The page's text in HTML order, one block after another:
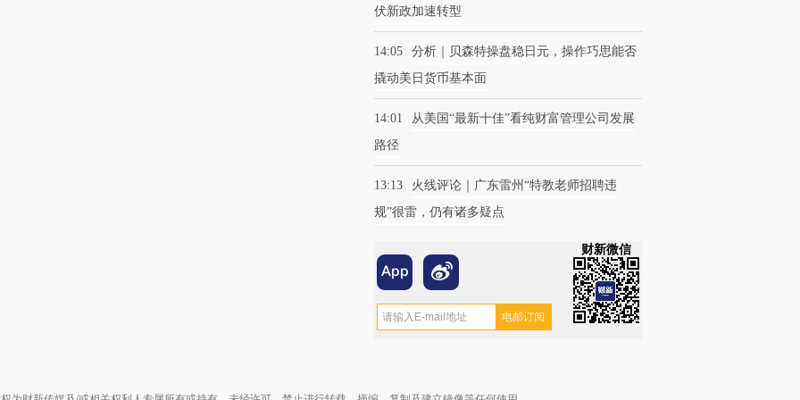
伏新政加速转型
14:05
分析｜贝森特操盘稳日元，操作巧思能否
撬动美日货币基本面
14:01
从美国“最新十佳”看纯财富管理公司发展
路径
13:13
火线评论｜广东雷州“特教老师招聘违
规”很雷，仍有诸多疑点
财新微信